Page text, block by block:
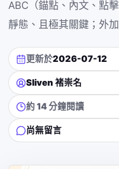
ABC（錨點、內文、點
靜態、且極其關鍵；外
更新於2026-07-12
Sliven 褚崇名
約 14 分鐘閱讀
尚無留言